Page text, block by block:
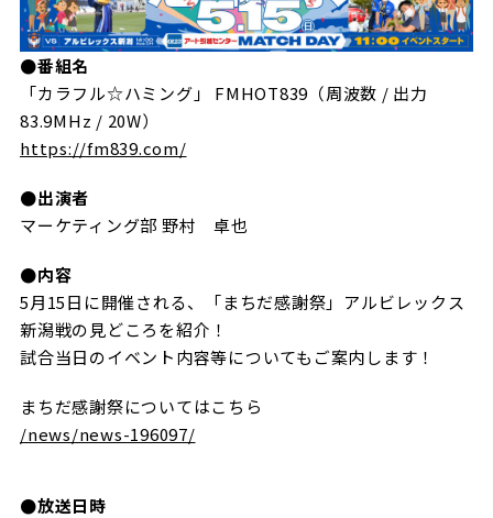
ホームタウン活動
アカデミー
スクール
その他
️スタジアムを知る
スタジアムアクセス
スタジアムマップ
スタジアム観戦ガイド
ビジターサポーターの皆様へ
車イスでの観戦
試合運営管理規程
ファンクラブ
クラブゼルビスタへの入会
シーズンシート
ＦＣ町田ゼルビアをサポート
ボランティア
ＦＣ町田ゼルビアカレンダー
三輪緑山ベースを利用
グッズを買うトップ
オンラインストア
ユニフォーム
ホームタウン
ホームタウントップ
ゼルビアアシスト協賛企業一覧
ゼルナビ
ゼル塾
ＦＣ町田ゼルビアスポーツクラブ
ＦＣ町田ゼルビアアカデミー
パートナー
パートナートップ
お問い合わせ利用規約
●番組名
「カラフル☆ハミング」 FMHOT839（周波数 / 出力
83.9MHz / 20W）
https://fm839.com/
●出演者
マーケティング部 野村 卓也
●内容
5月15日に開催される、「まちだ感謝祭」アルビレックス
新潟戦の見どころを紹介！
試合当日のイベント内容等についてもご案内します！
まちだ感謝祭についてはこちら
/news/news-196097/
●放送日時